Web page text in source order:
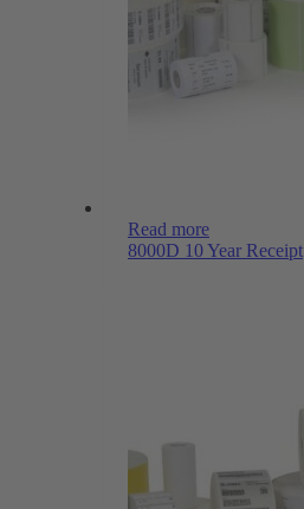
Read more
8000D 10 Year Receipt